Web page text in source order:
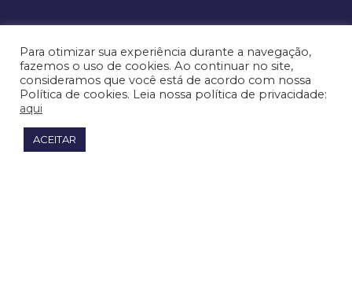
Para otimizar sua experiência durante a navegação,
fazemos o uso de cookies. Ao continuar no site,
consideramos que você está de acordo com nossa
Política de cookies. Leia nossa política de privacidade:
aqui
ACEITAR